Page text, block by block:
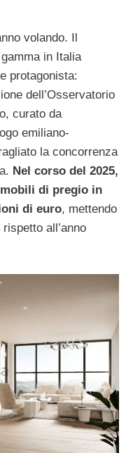
volando. Il
in Italia
protagonista:
dell’Osservatorio
curato da
emiliano-
la concorrenza
Nel corso del 2025,
di pregio in
di euro, mettendo
all’anno